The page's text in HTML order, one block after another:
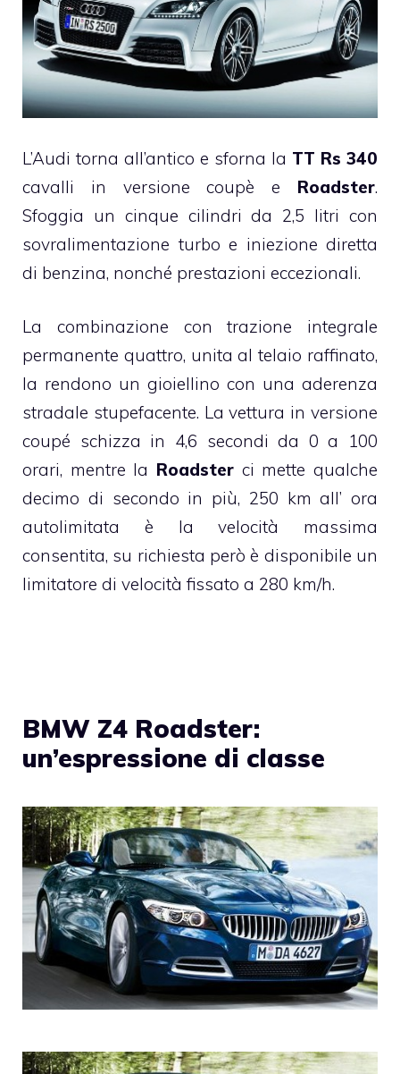
L’Audi torna all’antico e sforna la TT Rs 340
cavalli in versione coupè e Roadster.
Sfoggia un cinque cilindri da 2,5 litri con
sovralimentazione turbo e iniezione diretta
di benzina, nonché prestazioni eccezionali.
La combinazione con trazione integrale
permanente quattro, unita al telaio raffinato,
la rendono un gioiellino con una aderenza
stradale stupefacente. La vettura in versione
coupé schizza in 4,6 secondi da 0 a 100
orari, mentre la Roadster ci mette qualche
decimo di secondo in più, 250 km all’ ora
autolimitata è la velocità massima
consentita, su richiesta però è disponibile un
limitatore di velocità fissato a 280 km/h.
BMW Z4 Roadster:
un’espressione di classe